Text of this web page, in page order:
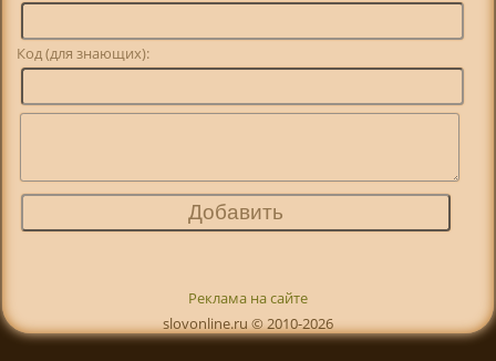
Код (для знающих):
Реклама на сайте
slovonline.ru © 2010-2026